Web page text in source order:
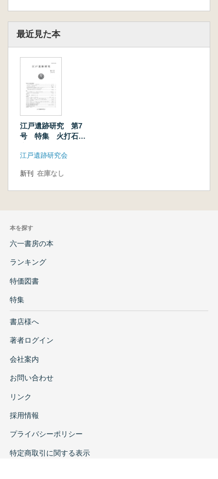
最近見た本
江戸遺跡研究 第7
号 特集 火打石研
江戸遺跡研究会
新刊 在庫なし
本を探す
六一書房の本
ランキング
特価図書
特集
書店様へ
著者ログイン
会社案内
お問い合わせ
リンク
採用情報
プライバシーポリシー
特定商取引に関する表示